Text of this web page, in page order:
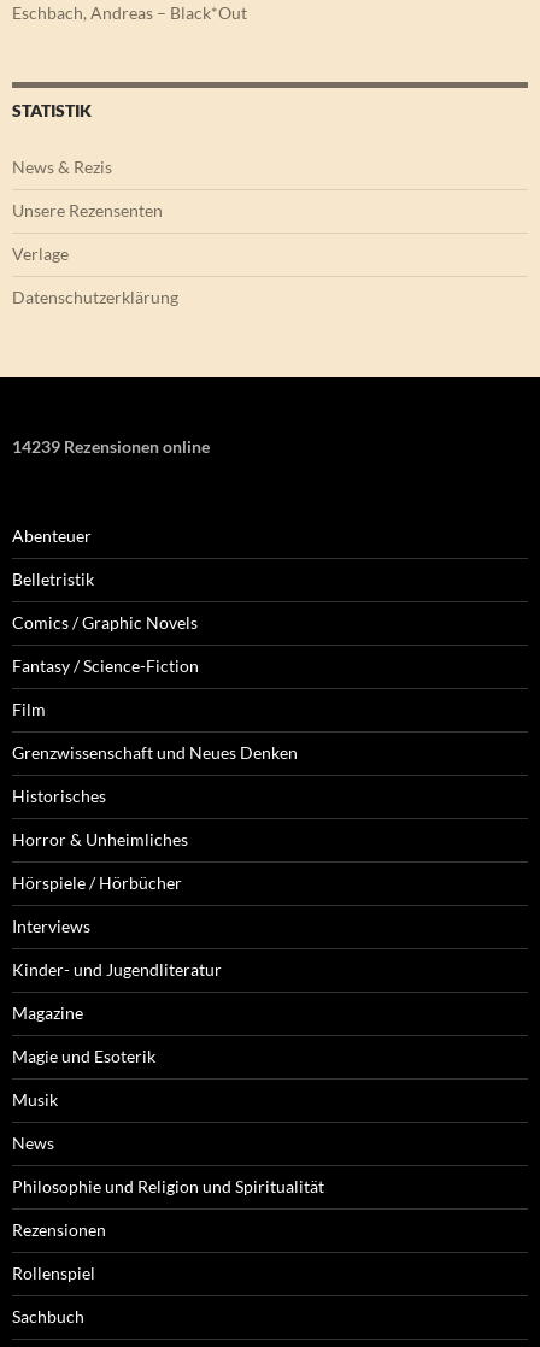
Eschbach, Andreas – Black*Out
STATISTIK
News & Rezis
Unsere Rezensenten
Verlage
Datenschutzerklärung
14239 Rezensionen online
Abenteuer
Belletristik
Comics / Graphic Novels
Fantasy / Science-Fiction
Film
Grenzwissenschaft und Neues Denken
Historisches
Horror & Unheimliches
Hörspiele / Hörbücher
Interviews
Kinder- und Jugendliteratur
Magazine
Magie und Esoterik
Musik
News
Philosophie und Religion und Spiritualität
Rezensionen
Rollenspiel
Sachbuch